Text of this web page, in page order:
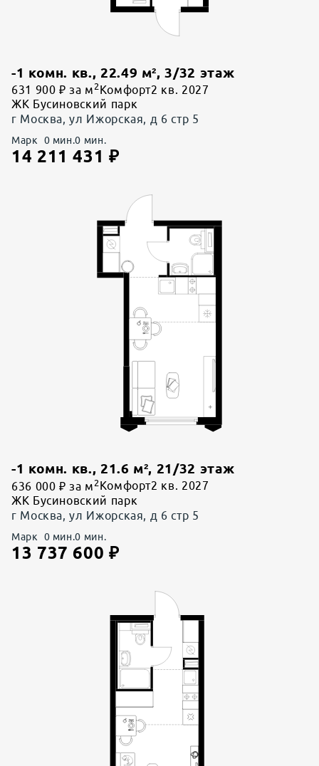
-1 комн. кв., 22.49 м²,3/32 этаж
631 900 ₽ за м 2 Комфорт2 кв. 2027
ЖК Бусиновский парк
г Москва, ул Ижорская, д 6 стр 5
Марк 0 мин.0 мин.
14 211 431 ₽
-1 комн. кв., 21.6 м², 21/32 этаж
636 000 ₽ за м 2 Комфорт2 кв. 2027
ЖК Бусиновский парк
г Москва, ул Ижорская, д 6 стр 5
Марк 0 мин.0 мин.
13 737 600 ₽